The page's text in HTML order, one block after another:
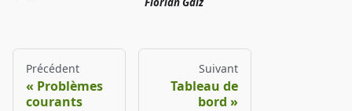
Précédent
Problèmes
courants
Suivant
Tableau de
bord